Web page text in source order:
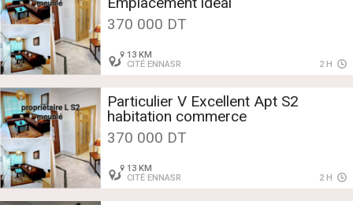
370 000 DT
13 KM
CITÉ ENNASR
2 H
Particulier V Excellent Apt S2
habitation commerce
370 000 DT
13 KM
CITÉ ENNASR
2 H